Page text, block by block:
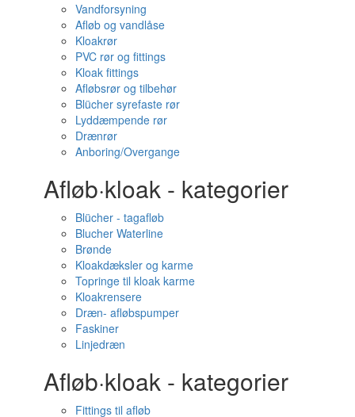
Vandforsyning
Afløb og vandlåse
Kloakrør
PVC rør og fittings
Kloak fittings
Afløbsrør og tilbehør
Blücher syrefaste rør
Lyddæmpende rør
Drænrør
Anboring/Overgange
Afløb·kloak - kategorier
Blücher - tagafløb
Blucher Waterline
Brønde
Kloakdæksler og karme
Topringe til kloak karme
Kloakrensere
Dræn- afløbspumper
Faskiner
Linjedræn
Afløb·kloak - kategorier
Fittings til afløb